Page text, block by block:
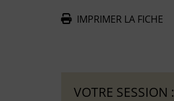
IMPRIMER LA FICHE
VOTRE SESSION :